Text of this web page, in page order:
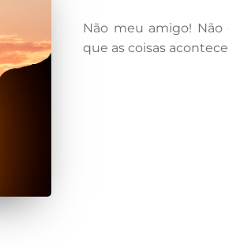
Não meu amigo!
que as coisas